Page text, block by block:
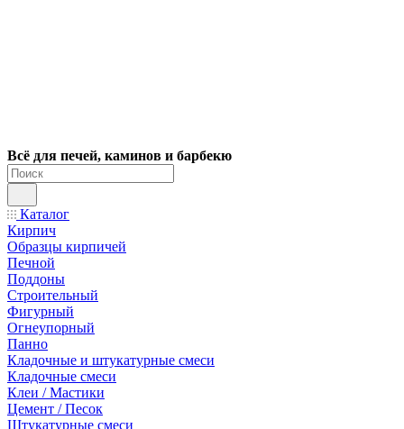
Всё для печей, каминов и барбекю
Каталог
Кирпич
Образцы кирпичей
Печной
Поддоны
Строительный
Фигурный
Огнеупорный
Панно
Кладочные и штукатурные смеси
Кладочные смеси
Клеи / Мастики
Цемент / Песок
Штукатурные смеси